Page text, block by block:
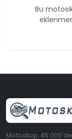
Bu
Motoskop,